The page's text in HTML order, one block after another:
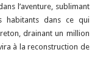
l’aventure, sublimant
habitants dans ce qui
drainant un million
à la reconstruction de